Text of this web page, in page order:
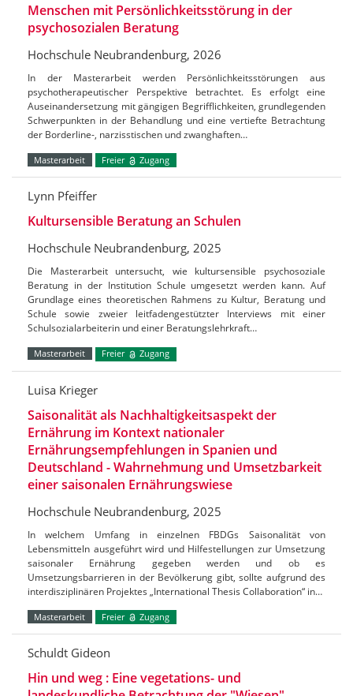
Menschen mit Persönlichkeitsstörung in der
psychosozialen Beratung
Hochschule Neubrandenburg, 2026
In der Masterarbeit werden Persönlichkeitsstörungen aus
psychotherapeutischer Perspektive betrachtet. Es erfolgt eine
Auseinandersetzung mit gängigen Begrifflichkeiten, grundlegenden
Schwerpunkten in der Behandlung und eine vertiefte Betrachtung
der Borderline-, narzisstischen und zwanghaften…
Masterarbeit Freier Zugang
Lynn Pfeiffer
Kultursensible Beratung an Schulen
Hochschule Neubrandenburg, 2025
Die Masterarbeit untersucht, wie kultursensible psychosoziale
Beratung in der Institution Schule umgesetzt werden kann. Auf
Grundlage eines theoretischen Rahmens zu Kultur, Beratung und
Schule sowie zweier leitfadengestützter Interviews mit einer
Schulsozialarbeiterin und einer Beratungslehrkraft…
Masterarbeit Freier Zugang
Luisa Krieger
Saisonalität als Nachhaltigkeitsaspekt der
Ernährung im Kontext nationaler
Ernährungsempfehlungen in Spanien und
Deutschland - Wahrnehmung und Umsetzbarkeit
einer saisonalen Ernährungswiese
Hochschule Neubrandenburg, 2025
In welchem Umfang in einzelnen FBDGs Saisonalität von
Lebensmitteln ausgeführt wird und Hilfestellungen zur Umsetzung
saisonaler Ernährung gegeben werden und ob es
Umsetzungsbarrieren in der Bevölkerung gibt, sollte aufgrund des
interdisziplinären Projektes „International Thesis Collaboration“ in…
Masterarbeit Freier Zugang
Schuldt Gideon
Hin und weg : Eine vegetations- und